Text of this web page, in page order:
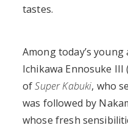
tastes.
Among today’s
Ichikawa Ennosuke III
ofSuper Kabuki, who
was followed by
whose fresh